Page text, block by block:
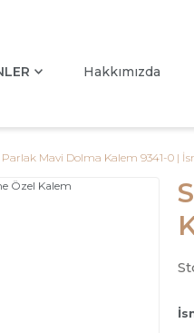
Hakkımızda
Parlak Mavi Dolma Kalem 9341-0 |